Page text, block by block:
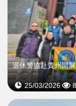
退休警協赴貴州開
25/03/2026